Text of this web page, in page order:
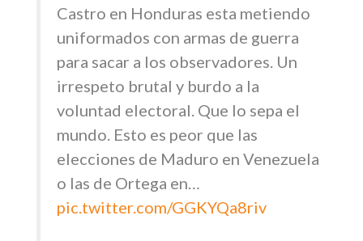
Castro en Honduras esta metiendo
uniformados con armas de guerra
para sacar a los observadores. Un
irrespeto brutal y burdo a la
voluntad electoral. Que lo sepa el
mundo. Esto es peor que las
elecciones de Maduro en Venezuela
o las de Ortega en…
pic.twitter.com/GGKYQa8riv